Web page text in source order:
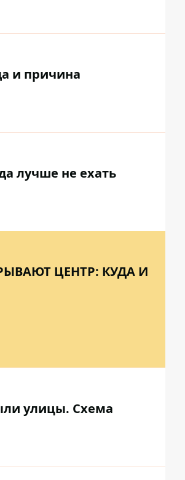
и причина
лучше не ехать
ЦЕНТР: КУДА И
улицы. Схема